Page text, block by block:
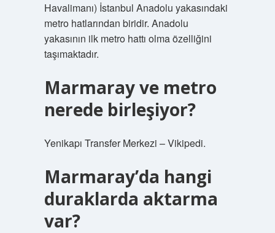
Havalimanı) İstanbul Anadolu yakasındaki
metro hatlarından biridir. Anadolu
yakasının ilk metro hattı olma özelliğini
taşımaktadır.
Marmaray ve metro
nerede birleşiyor?
Yenikapı Transfer Merkezi – Vikipedi.
Marmaray’da hangi
duraklarda aktarma
var?